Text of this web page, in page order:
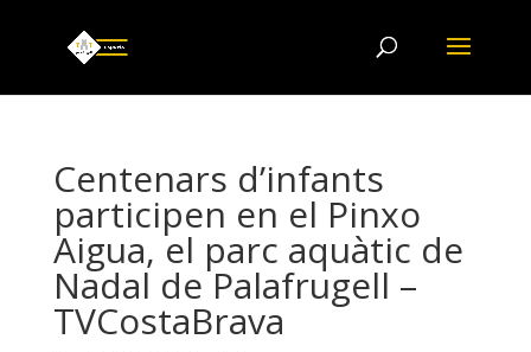
Centenars d’infants
participen en el Pinxo
Aigua, el parc aquàtic de
Nadal de Palafrugell –
TVCostaBrava